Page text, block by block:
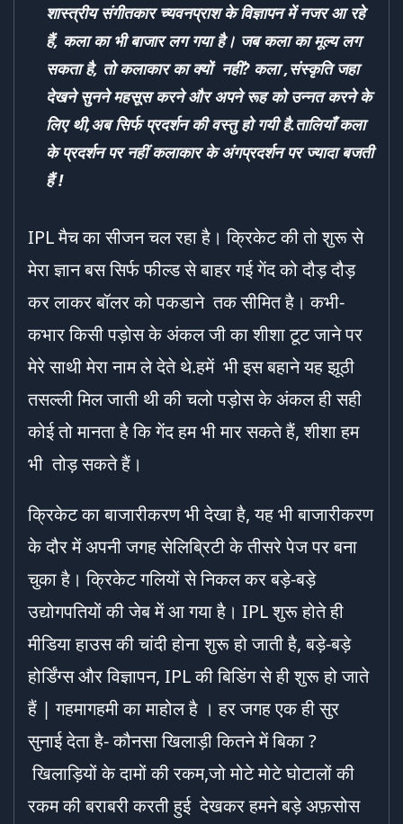
शास्त्रीय संगीतकार च्यवनप्राश के विज्ञापन में नजर आ रहे
हैं, कला का भी बाजार लग गया है। जब कला का मूल्य लग
सकता है, तो कलाकार का क्यों नहीं? कला ,संस्कृति जहा
देखने सुनने महसूस करने और अपने रूह को उन्नत करने के
लिए थी,अब सिर्फ प्रदर्शन की वस्तु हो गयी है.तालियाँ कला
के प्रदर्शन पर नहीं कलाकार के अंगप्रदर्शन पर ज्यादा बजती
हैं !
IPL मैच का सीजन चल रहा है। क्रिकेट की तो शुरू से
मेरा ज्ञान बस सिर्फ फील्ड से बाहर गई गेंद को दौड़ दौड़
कर लाकर बॉलर को पकडाने तक सीमित है। कभी-
कभार किसी पड़ोस के अंकल जी का शीशा टूट जाने पर
मेरे साथी मेरा नाम ले देते थे.हमें भी इस बहाने यह झूठी
तसल्ली मिल जाती थी की चलो पड़ोस के अंकल ही सही
कोई तो मानता है कि गेंद हम भी मार सकते हैं, शीशा हम
भी तोड़ सकते हैं।
क्रिकेट का बाजारीकरण भी देखा है, यह भी बाजारीकरण
के दौर में अपनी जगह सेलिब्रिटी के तीसरे पेज पर बना
चुका है। क्रिकेट गलियों से निकल कर बड़े-बड़े
उद्योगपतियों की जेब में आ गया है। IPL शुरू होते ही
मीडिया हाउस की चांदी होना शुरू हो जाती है, बड़े-बड़े
होर्डिंग्स और विज्ञापन, IPL की बिडिंग से ही शुरू हो जाते
हैं | गहमागहमी का माहोल है । हर जगह एक ही सुर
सुनाई देता है- कौनसा खिलाड़ी कितने में बिका ?
खिलाड़ियों के दामों की रकम,जो मोटे मोटे घोटालों की
रकम की बराबरी करती हुई देखकर हमने बड़े अफ़सोस